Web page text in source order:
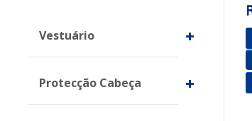
Vestuário
Protecção Cabeça